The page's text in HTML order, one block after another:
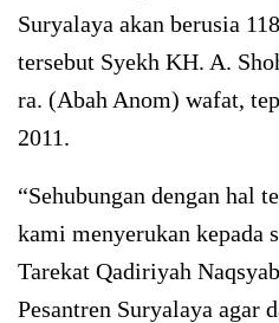
Suryalaya akan berusia
tersebut Syekh KH. A.
ra. (Abah Anom) wafat,
2011.
“Sehubungan dengan hal
kami menyerukan kepada
Tarekat Qadiriyah
Pesantren Suryalaya agar